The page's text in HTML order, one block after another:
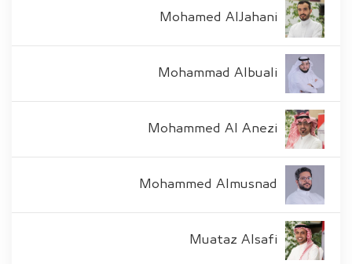
Mohamed AlJahani
Mohammad Albuali
Mohammed Al Anezi
Mohammed Almusnad
Muataz Alsafi